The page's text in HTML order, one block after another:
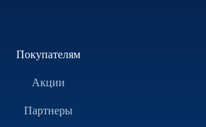
Покупателям
Акции
Партнеры